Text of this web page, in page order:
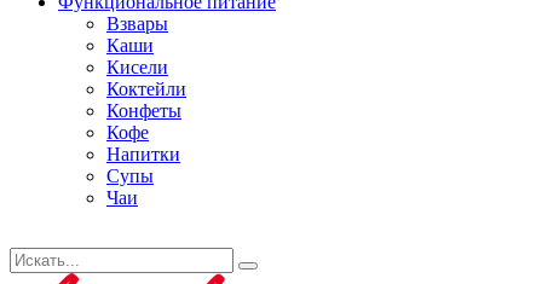
Взвары
Каши
Кисели
Коктейли
Конфеты
Кофе
Напитки
Супы
Чаи
Search